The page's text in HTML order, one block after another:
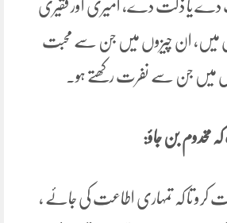
دے یا ذلت دے، امیری اور فقیری
میں، ان چیزوں میں جن سے محبت
میں جن سے نفرت رکھتے ہو۔
مخدوم بن جاؤ:
کرو تا کہ تمہاری اطاعت کی جائے ،